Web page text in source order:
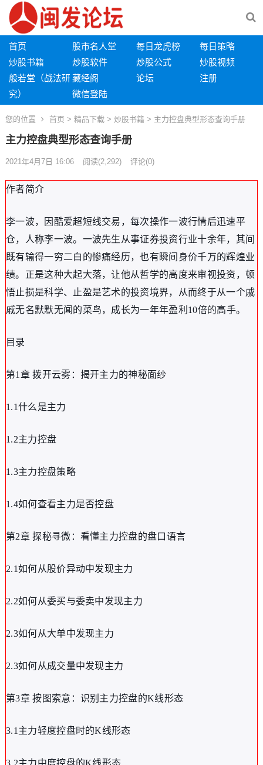
首页 股市名人堂 每日龙虎榜
每日策略
炒股书籍
炒股软件 炒股公式
炒股视频
般若堂（战法研
究）
藏经阁 论坛
注册
微信登陆
您的位置 首页 > 精品下载> 炒股书籍 > 主力控盘典型形态查询手册
主力控盘典型形态查询手册
2021年4月7日 16:06 阅读(2,292) 评论(0)
作者简介
李一波，因酷爱超短线交易，每次操作一波行情后迅速平
仓，人称李一波。一波先生从事证券投资行业十余年，其间
既有输得一穷二白的惨痛经历，也有瞬间身价千万的辉煌业
绩。正是这种大起大落，让他从哲学的高度来审视投资，顿
悟止损是科学、止盈是艺术的投资境界，从而终于从一个戚
戚无名默默无闻的菜鸟，成长为一年年盈利10倍的高手。
目录
第1章 拨开云雾：揭开主力的神秘面纱
1.1什么是主力
1.2主力控盘
1.3主力控盘策略
1.4如何查看主力是否控盘
第2章 探秘寻微：看懂主力控盘的盘口语言
2.1如何从股价异动中发现主力
2.2如何从委买与委卖中发现主力
2.3如何从大单中发现主力
2.3如何从成交量中发现主力
第3章 按图索意：识别主力控盘的K线形态
3.1主力轻度控盘时的K线形态
3.2主力中度控盘的K线形态